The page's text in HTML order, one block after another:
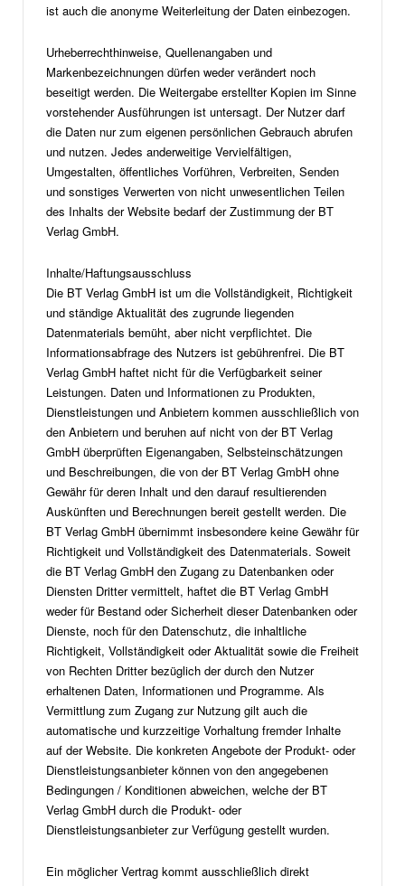
ist auch die anonyme Weiterleitung der Daten einbezogen.
Urheberrechthinweise, Quellenangaben und
Markenbezeichnungen dürfen weder verändert noch
beseitigt werden. Die Weitergabe erstellter Kopien im Sinne
vorstehender Ausführungen ist untersagt. Der Nutzer darf
die Daten nur zum eigenen persönlichen Gebrauch abrufen
und nutzen. Jedes anderweitige Vervielfältigen,
Umgestalten, öffentliches Vorführen, Verbreiten, Senden
und sonstiges Verwerten von nicht unwesentlichen Teilen
des Inhalts der Website bedarf der Zustimmung der BT
Verlag GmbH.
Inhalte/Haftungsausschluss
Die BT Verlag GmbH ist um die Vollständigkeit, Richtigkeit
und ständige Aktualität des zugrunde liegenden
Datenmaterials bemüht, aber nicht verpflichtet. Die
Informationsabfrage des Nutzers ist gebührenfrei. Die BT
Verlag GmbH haftet nicht für die Verfügbarkeit seiner
Leistungen. Daten und Informationen zu Produkten,
Dienstleistungen und Anbietern kommen ausschließlich von
den Anbietern und beruhen auf nicht von der BT Verlag
GmbH überprüften Eigenangaben, Selbsteinschätzungen
und Beschreibungen, die von der BT Verlag GmbH ohne
Gewähr für deren Inhalt und den darauf resultierenden
Auskünften und Berechnungen bereit gestellt werden. Die
BT Verlag GmbH übernimmt insbesondere keine Gewähr für
Richtigkeit und Vollständigkeit des Datenmaterials. Soweit
die BT Verlag GmbH den Zugang zu Datenbanken oder
Diensten Dritter vermittelt, haftet die BT Verlag GmbH
weder für Bestand oder Sicherheit dieser Datenbanken oder
Dienste, noch für den Datenschutz, die inhaltliche
Richtigkeit, Vollständigkeit oder Aktualität sowie die Freiheit
von Rechten Dritter bezüglich der durch den Nutzer
erhaltenen Daten, Informationen und Programme. Als
Vermittlung zum Zugang zur Nutzung gilt auch die
automatische und kurzzeitige Vorhaltung fremder Inhalte
auf der Website. Die konkreten Angebote der Produkt- oder
Dienstleistungsanbieter können von den angegebenen
Bedingungen / Konditionen abweichen, welche der BT
Verlag GmbH durch die Produkt- oder
Dienstleistungsanbieter zur Verfügung gestellt wurden.
Ein möglicher Vertrag kommt ausschließlich direkt